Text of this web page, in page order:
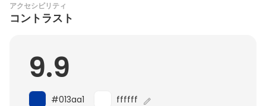
アクセシビリティ
コントラスト
9.9
#013aa1 ffffff